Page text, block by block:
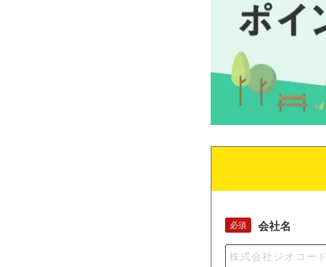
会社名
必須